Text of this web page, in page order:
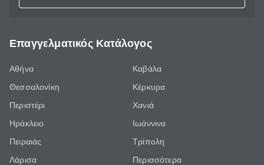
Επαγγελματικός Κατάλογος
Αθήνα
Θεσσαλονίκη
Περιστέρι
Ηράκλειο
Πειραιάς
Λάρισα
Καβάλα
Κέρκυρα
Χανιά
Ιωάννινα
Τρίπολη
Περισσότερα